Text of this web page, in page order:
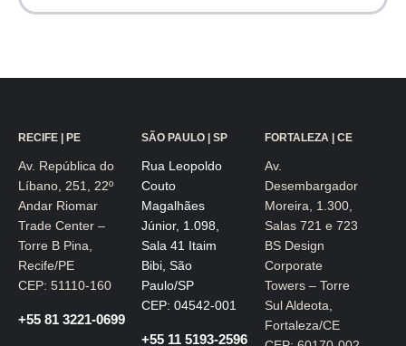
RECIFE | PE
Av. República do
Líbano, 251, 22º
Andar Riomar
Trade Center –
Torre B Pina,
Recife/PE
CEP: 51110-160
+55 81 3221-0699
SÃO PAULO | SP
Rua Leopoldo
Couto
Magalhães
Júnior, 1.098,
Sala 41 Itaim
Bibi, São
Paulo/SP
CEP: 04542-001
+55 11 5193-2596
FORTALEZA | CE
Av.
Desembargador
Moreira, 1.300,
Salas 721 e 723
BS Design
Corporate
Towers – Torre
Sul Aldeota,
Fortaleza/CE